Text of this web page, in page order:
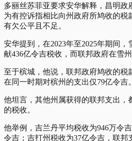
多丽丝苏菲亚要求安华解释，昌明政
为有控诉指相比向州政府所鸠收的税
有欠公平且不足。
安华提到，在2023年至2025年期间
献436亿令吉税收，而联邦政府在雪
至于槟城，他说，联邦政府鸠收的税
在同一时期对槟州的支出仅79亿令吉。
他坦言，其他州属获得的联邦支出，
的税收。
他举例，吉兰丹平均税收为946万令
令吉；吉打州税收为37亿令吉，联邦